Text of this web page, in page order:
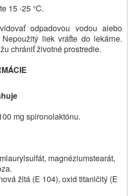
15 -25 °C.
odpadovou vodou alebo
liek vráťte do lekárne.
chrániť životné prostredie.
mg spironolaktónu.
magnéziumstearát,
žltá (E 104), oxid titaničitý (E